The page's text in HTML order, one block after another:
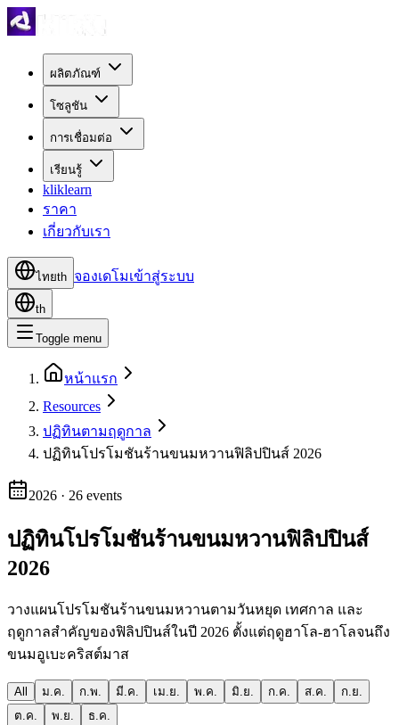
ผลิตภัณฑ์
โซลูชัน
การเชื่อมต่อ
เรียนรู้
kliklearn
ราคา
เกี่ยวกับเรา
ไทยth จองเดโมเข้าสู่ระบบ
th
Toggle menu
หน้าแรก
Resources
ปฏิทินตามฤดูกาล
ปฏิทินโปรโมชันร้านขนมหวานฟิลิปปินส์ 2026
2026 · 26 events
ปฏิทินโปรโมชันร้านขนมหวานฟิลิปปินส์
2026
วางแผนโปรโมชันร้านขนมหวานตามวันหยุด เทศกาล และ
ฤดูกาลสำคัญของฟิลิปปินส์ในปี 2026 ตั้งแต่ฤดูฮาโล-ฮาโลจนถึง
ขนมอูเบะคริสต์มาส
All ม.ค. ก.พ. มี.ค. เม.ย. พ.ค. มิ.ย. ก.ค. ส.ค.
ก.ย.
ต.ค.
พ.ย. ธ.ค.